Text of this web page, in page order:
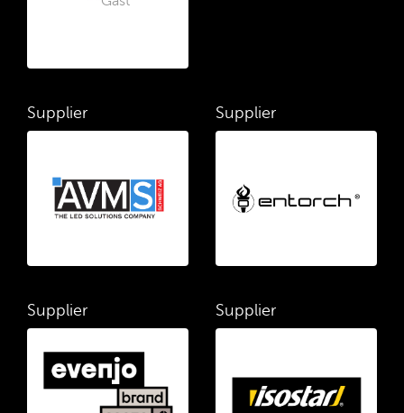
Supplier Supplier
Supplier Supplier